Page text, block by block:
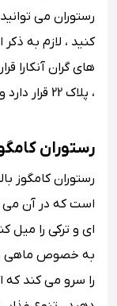
رستوران می
کنید ، لازم به
های گران آنکارا
، پلاک 22 قرار دارد و تا 12 شب سرویس می دهد .
رستوران
رستوران کامگوز
است که در آن می
ای و ترکی را میل
به خصوص ماهی
را سرو می کند که